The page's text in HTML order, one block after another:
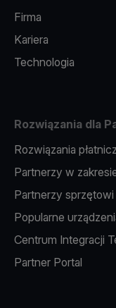
Firma
Kariera
Technologia
Rozwiązania dla
Rozwiązania
Partnerzy w
Partnerzy sprzętowi
Popularne
Centrum Integracji
Partner Portal